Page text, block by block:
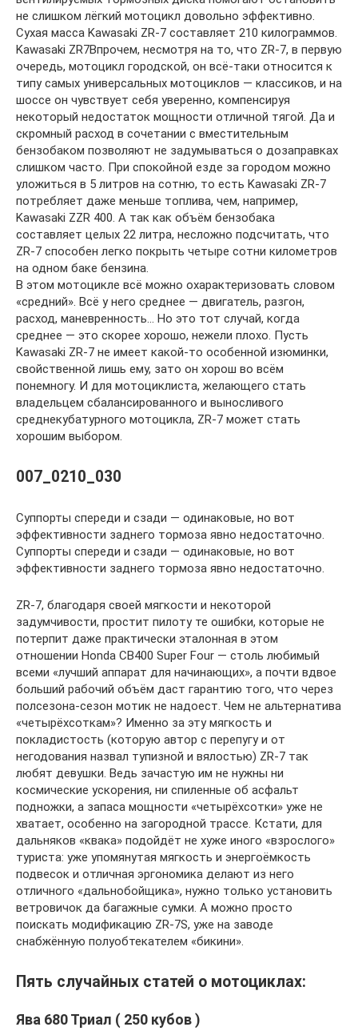
не слишком лёгкий мотоцикл довольно эффективно.
Сухая масса Kawasaki ZR-7 составляет 210 килограммов.
Kawasaki ZR7Впрочем, несмотря на то, что ZR-7, в первую
очередь, мотоцикл городской, он всё-таки относится к
типу самых универсальных мотоциклов — классиков, и на
шоссе он чувствует себя уверенно, компенсируя
некоторый недостаток мощности отличной тягой. Да и
скромный расход в сочетании с вместительным
бензобаком позволяют не задумываться о дозаправках
слишком часто. При спокойной езде за городом можно
уложиться в 5 литров на сотню, то есть Kawasaki ZR-7
потребляет даже меньше топлива, чем, например,
Kawasaki ZZR 400. А так как объём бензобака
составляет целых 22 литра, несложно подсчитать, что
ZR-7 способен легко покрыть четыре сотни километров
на одном баке бензина.
В этом мотоцикле всё можно охарактеризовать словом
«средний». Всё у него среднее — двигатель, разгон,
расход, маневренность… Но это тот случай, когда
среднее — это скорее хорошо, нежели плохо. Пусть
Kawasaki ZR-7 не имеет какой-то особенной изюминки,
свойственной лишь ему, зато он хорош во всём
понемногу. И для мотоциклиста, желающего стать
владельцем сбалансированного и выносливого
среднекубатурного мотоцикла, ZR-7 может стать
хорошим выбором.
007_0210_030
Суппорты спереди и сзади — одинаковые, но вот
эффективности заднего тормоза явно недостаточно.
Суппорты спереди и сзади — одинаковые, но вот
эффективности заднего тормоза явно недостаточно.
ZR-7, благодаря своей мягкости и некоторой
задумчивости, простит пилоту те ошибки, которые не
потерпит даже практически эталонная в этом
отношении Honda CB400 Super Four — столь любимый
всеми «лучший аппарат для начинающих», а почти вдвое
больший рабочий объём даст гарантию того, что через
полсезона-сезон мотик не надоест. Чем не альтернатива
«четырёхсоткам»? Именно за эту мягкость и
покладистость (которую автор с перепугу и от
негодования назвал тупизной и вялостью) ZR-7 так
любят девушки. Ведь зачастую им не нужны ни
космические ускорения, ни спиленные об асфальт
подножки, а запаса мощности «четырёхсотки» уже не
хватает, особенно на загородной трассе. Кстати, для
дальняков «квака» подойдёт не хуже иного «взрослого»
туриста: уже упомянутая мягкость и энергоёмкость
подвесок и отличная эргономика делают из него
отличного «дальнобойщика», нужно только установить
ветровичок да багажные сумки. А можно просто
поискать модификацию ZR-7S, уже на заводе
снабжённую полуобтекателем «бикини».
Пять случайных статей о мотоциклах:
Ява 680 Триал ( 250 кубов )